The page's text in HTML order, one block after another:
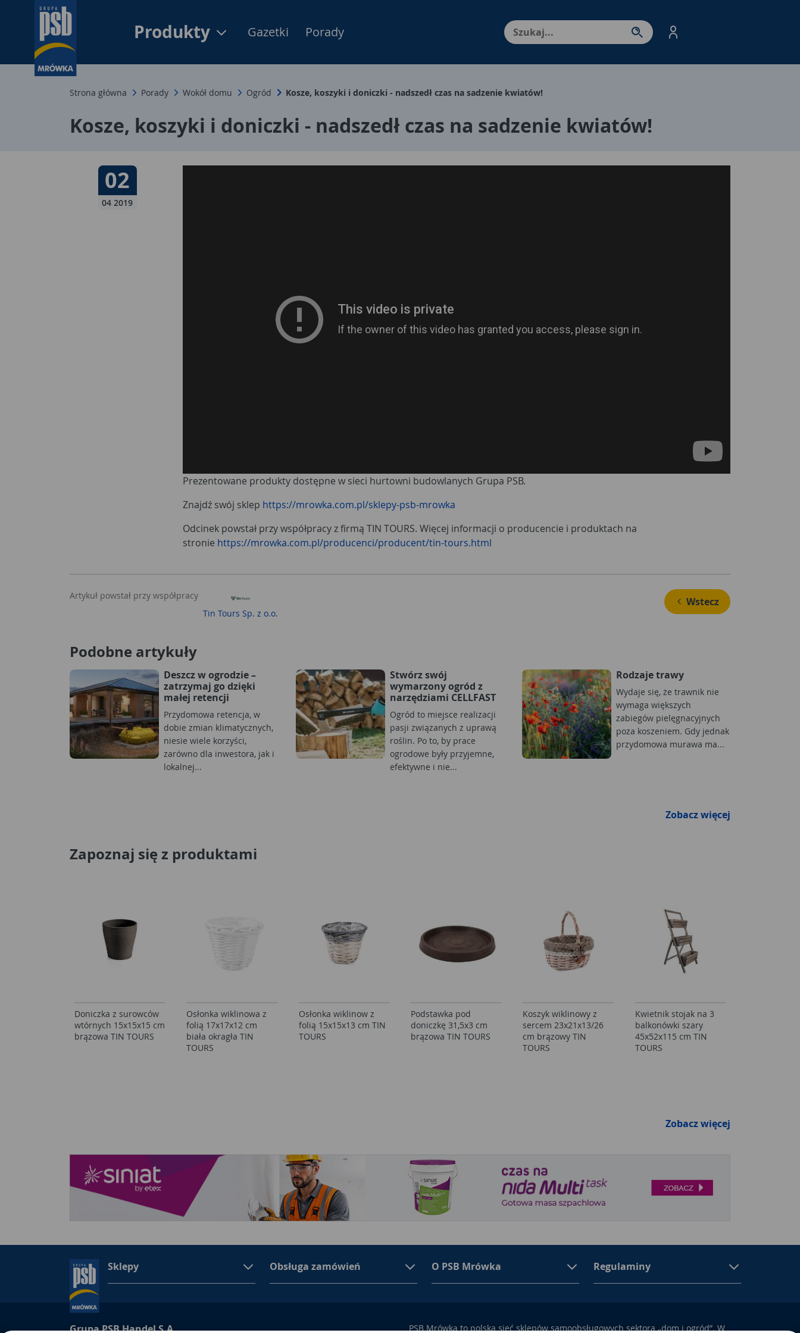
Produkty Menu Produktów, nawigacja: Enter - przejdź do strony produktów. Spacja – otwórz/
Gazetki Porady
Strona główna Porady Wokół domu Ogród Kosze, koszyki i doniczki - nadszedł czas na sadzenie kwiatów!
Kosze, koszyki i doniczki - nadszedł czas na sadzenie kwiatów!
Data publikacji:
02
04 2019
Prezentowane produkty dostępne w sieci hurtowni budowlanych Grupa PSB.
Znajdź swój sklep https://mrowka.com.pl/sklepy-psb-mrowka
Odcinek powstał przy współpracy z firmą TIN TOURS. Więcej informacji o producencie i produktach na
stronie https://mrowka.com.pl/producenci/producent/tin-tours.html
Artykuł powstał przy współpracy
Tin Tours Sp. z o.o.
Wstecz
Podobne artykuły
Deszcz w ogrodzie –
zatrzymaj go dzięki
małej retencji
Przydomowa retencja, w
dobie zmian klimatycznych,
niesie wiele korzyści,
zarówno dla inwestora, jak i
lokalnej...
Stwórz swój
wymarzony ogród z
narzędziami CELLFAST
Ogród to miejsce realizacji
pasji związanych z uprawą
roślin. Po to, by prace
ogrodowe były przyjemne,
efektywne i nie...
Rodzaje trawy
Wydaje się, że trawnik nie
wymaga większych
zabiegów pielęgnacyjnych
poza koszeniem. Gdy jednak
przydomowa murawa ma...
Zobacz więcej
Zapoznaj się z produktami
Doniczka z surowców
wtórnych 15x15x15 cm
brązowa TIN TOURS
Osłonka wiklinowa z
folią 17x17x12 cm
biała okragła TIN
TOURS
Osłonka wiklinow z
folią 15x15x13 cm TIN
TOURS
Podstawka pod
doniczkę 31,5x3 cm
brązowa TIN TOURS
Koszyk wiklinowy z
sercem 23x21x13/26
cm brązowy TIN
TOURS
Kwietnik stojak na 3
balkonówki szary
45x52x115 cm TIN
TOURS
Zobacz więcej
Sklepy Obsługa zamówień O PSB Mrówka Regulaminy
Grupa PSB Handel S.A. PSB Mrówka to polska sieć sklepów samoobsługowych sektora „dom i ogród”. W